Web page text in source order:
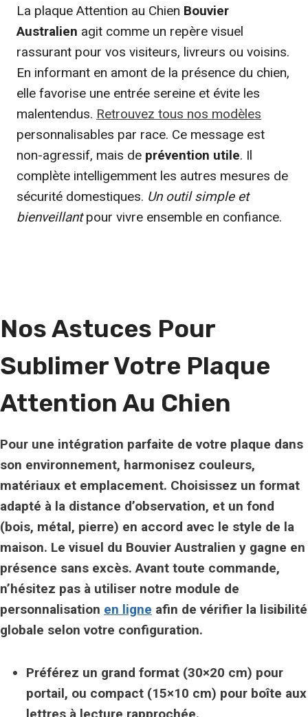
La plaque Attention au Chien Bouvier
Australien agit comme un repère visuel
rassurant pour vos visiteurs, livreurs ou voisins.
En informant en amont de la présence du chien,
elle favorise une entrée sereine et évite les
malentendus. Retrouvez tous nos modèles
personnalisables par race. Ce message est
non-agressif, mais de prévention utile. Il
complète intelligemment les autres mesures de
sécurité domestiques. Un outil simple et
bienveillantpour vivre ensemble en confiance.
Nos Astuces Pour
Sublimer Votre Plaque
Attention Au Chien
Pour une intégration parfaite de votre plaque dans
son environnement, harmonisez couleurs,
matériaux et emplacement. Choisissez un format
adapté à la distance d’observation, et un fond
(bois, métal, pierre) en accord avec le style de la
maison. Le visuel du Bouvier Australien y gagne en
présence sans excès. Avant toute commande,
n’hésitez pas à utiliser notre module de
personnalisation en ligne afin de vérifier la lisibilité
globale selon votre configuration.
Préférez un grand format (30×20 cm) pour
portail, ou compact (15×10 cm) pour boîte aux